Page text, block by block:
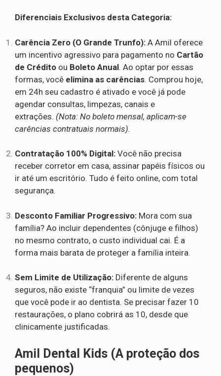
Diferenciais Exclusivos desta Categoria:
Carência Zero (O Grande Trunfo): A Amil oferece
um incentivo agressivo para pagamento no Cartão
de Crédito ou Boleto Anual. Ao optar por essas
formas, você elimina as carências. Comprou hoje,
em 24h seu cadastro é ativado e você já pode
agendar consultas, limpezas, canais e
extrações. (Nota: No boleto mensal, aplicam-se
carências contratuais normais).
Contratação 100% Digital: Você não precisa
receber corretor em casa, assinar papéis físicos ou
ir até um escritório. Tudo é feito online, com total
segurança.
Desconto Familiar Progressivo: Mora com sua
família? Ao incluir dependentes (cônjuge e filhos)
no mesmo contrato, o custo individual cai. É a
forma mais barata de proteger a família inteira.
Sem Limite de Utilização: Diferente de alguns
seguros, não existe “franquia” ou limite de vezes
que você pode ir ao dentista. Se precisar fazer 10
restaurações, o plano cobrirá as 10, desde que
clinicamente justificadas.
Amil Dental Kids (A proteção dos
pequenos)